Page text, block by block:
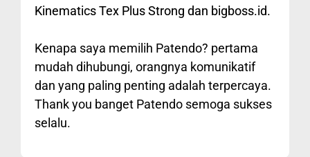
Kinematics Tex Plus Strong dan bigboss.id.
Kenapa saya memilih Patendo? pertama
mudah dihubungi, orangnya komunikatif
dan yang paling penting adalah terpercaya.
Thank you banget Patendo semoga sukses
selalu.